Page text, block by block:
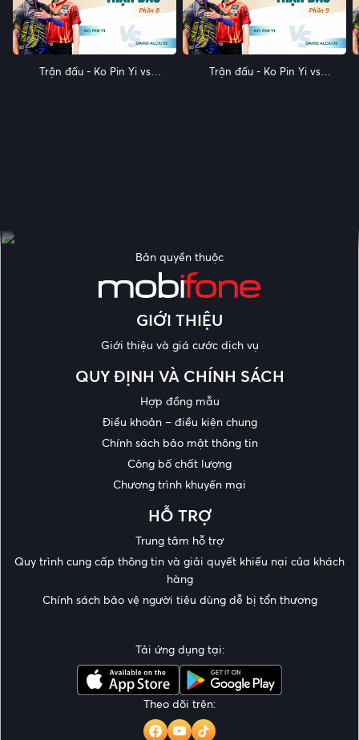
Trận đấu - Ko Pin Yi vs
Trận đấu - Ko Pin Yi vs
Bản quyền thuộc
GIỚI THIỆU
Giới thiệu và giá cước dịch vụ
QUY ĐỊNH VÀ CHÍNH SÁCH
Hợp đồng mẫu
Điều khoản – điều kiện chung
Chính sách bảo mật thông tin
Công bố chất lượng
Chương trình khuyến mại
HỖ TRỢ
Trung tâm hỗ trợ
Quy trình cung cấp thông tin và giải quyết khiếu nại của khách
hàng
Chính sách bảo vệ người tiêu dùng dễ bị tổn thương
Tải ứng dụng tại:
Theo dõi trên: